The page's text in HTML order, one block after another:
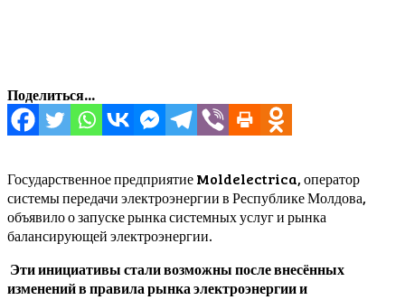
Поделиться...
Государственное предприятие Moldelectrica, оператор
системы передачи электроэнергии в Республике Молдова,
объявило о запуске рынка системных услуг и рынка
балансирующей электроэнергии.
Эти инициативы стали возможны после внесённых
изменений в правила рынка электроэнергии и